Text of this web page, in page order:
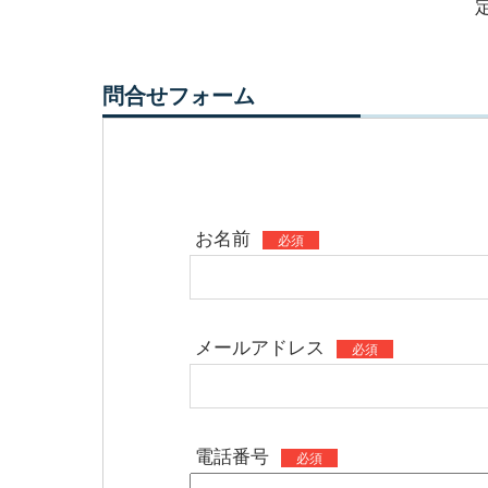
問合せフォーム
お名前 必須
メールアドレス 必須
電話番号 必須